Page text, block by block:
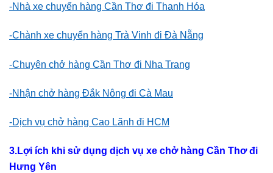
-Nhà xe chuyển hàng Cần Thơ đi Thanh Hóa
-Chành xe chuyển hàng Trà Vinh đi Đà Nẵng
-Chuyên chở hàng Cần Thơ đi Nha Trang
-Nhận chở hàng Đắk Nông đi Cà Mau
-Dịch vụ chở hàng Cao Lãnh đi HCM
3.Lợi ích khi sử dụng dịch vụ xe chở hàng Cần Thơ đi
Hưng Yên